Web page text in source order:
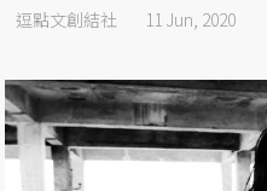
逗點文創結社 11 Jun, 2020